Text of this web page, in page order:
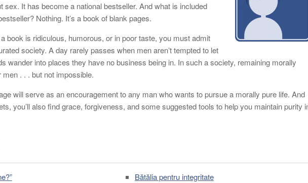
sex. It has become a national bestseller. And what is included
Nothing. It’s a book of blank pages.
book is ridiculous, humorous, or in poor taste, you must admit
society. A day rarely passes when men aren’t tempted to let
wander into places they have no business being in. In such a society, remaining morally
. . . but not impossible.
will serve as an encouragement to any man who wants to pursue a morally pure life. And
you’ll also find grace, forgiveness, and some suggested tools to help you maintain purity
Bătălia pentru integritate